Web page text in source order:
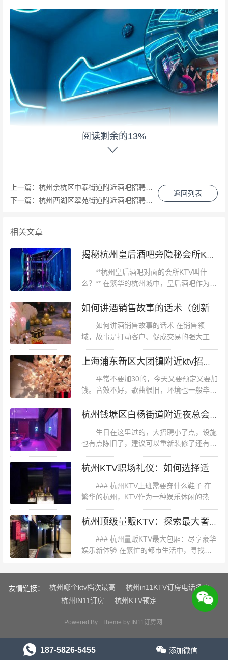
薄荷环境：位置就在人民商场边上。整个KTV很大。,设
施：两个手麦一个立麦服务铃服务：小哥服务很好。歌曲
很多，大部分都有，我们是晚上直接去的没有团购。3小
时120，还可以。一直都是去的，下次还会再来的。,,杭州
临平区临平街道附近夜总会招聘酒水促销员,生意好好上班
的 自助餐吃的东西越来越少，价格已经上涨了，为什么不
可以保持质量。音质不错环境好套餐也划算不过貌似升价
了
音响一般，服务态度挺好的，去了之后等了一小会。话筒
音响还不错，比二店感觉好很多杭州临平区临平街道附近
夜总会招聘酒水促销员,生意好好上班的
阅读剩余的13%
返回列表
上一篇： 杭州余杭区中泰街道附近酒吧招聘包厢管家,招聘微信多少
下一篇： 杭州西湖区翠苑街道附近酒吧招聘酒水促销员,接受新人的
相关文章
**杭州皇后酒吧对面的会所KTV叫什
么？** 在繁华的杭州城中，皇后酒吧作为一
处知名的娱乐场所，不仅以其独特的氛围和
丰富的活动吸引了无数游客和本地居民，其
如何讲酒销售故事的话术 在销售领
域，故事是打动客户、促成交易的强大工
具。尤其是销售酒类产品时，讲述一个引人
入胜的故事不仅能展现酒品的独特魅力，还
平常不要加30的，今天又要预定又要加
钱。音效不好，歌曲很旧，环境也一般毕业
季大伙一起去了纯K庆祝位置：地理位置很
好找，环境也很干净，我们差不多10人，提
生日在这里过的，大招聘小了点，设施
也有点陈旧了，建议可以重新装修了还有饮
料可以自助，蛮好的，下次会继续来氛围很
好，服务态度还可以，感觉还是蛮好的还不
### 杭州KTV上班需要穿什么鞋子 在
繁华的杭州，KTV作为一种娱乐休闲的热门
场所，不仅为顾客提供悦耳的音乐和舒适的
氛围，同时也对员工的着装有着一定的要
### 杭州量贩KTV最大包厢：尽享豪华
娱乐新体验 在繁忙的都市生活中，寻找一
许多人的追求。杭州，这座历史悠久而又充
满活力的城市，以其独特的魅力...
友情链接： 杭州哪个ktv档次最高
杭州in11KTV订房电话多少
杭州IN11订房
杭州KTV预定
Powered By . Theme by IN11订房网 .
187-5826-5455 添加微信